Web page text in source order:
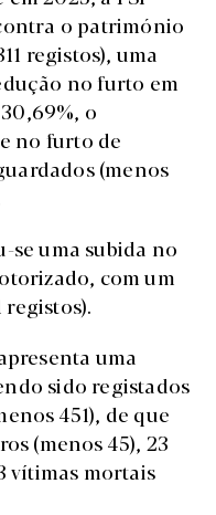
o património
registos), uma
no furto em
o
no furto de
(menos
se uma subida no
com um
registos).
uma
sido registados
451), de que
(menos 45), 23
vítimas mortais